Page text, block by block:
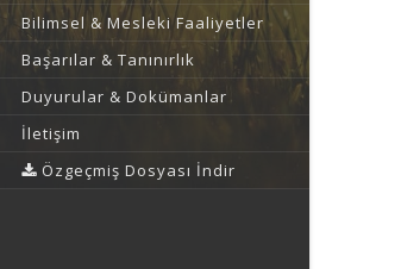
Bilimsel & Mesleki Faaliyetler
Başarılar & Tanınırlık
Duyurular & Dokümanlar
İletişim
Özgeçmiş Dosyası İndir